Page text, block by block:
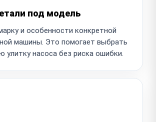
под модель
и особенности конкретной
машины. Это помогает выбрать
улитку насоса без риска ошибки.